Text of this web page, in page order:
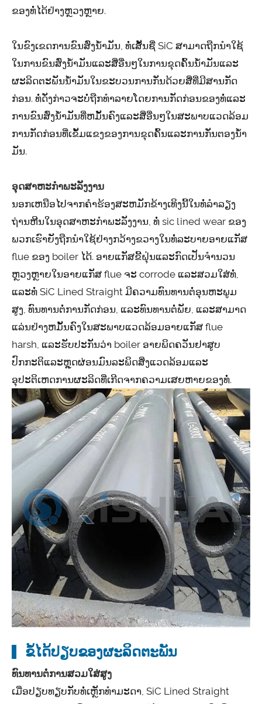
ຂອງທໍ່ໄດ້ຢ່າງຫຼວງຫຼາຍ.
ໃນຂົງເຂດການຂົນສົ່ງນ້ໍາມັນ, ທໍ່ເສັ້ນຊື່ SiC ສາມາດຖືກນໍາໃຊ້
ໃນການຂົນສົ່ງນ້ໍາມັນແລະສື່ອື່ນໆໃນການຂຸດຄົ້ນນ້ໍາມັນແລະ
ຜະລິດຕະພັນນ້ໍາມັນໃນຂະບວນການກັ່ນດ້ວຍສື່ທີ່ມີສານກັດ
ກ່ອນ. ທໍ່ດັ່ງກ່າວຈະບໍ່ຖືກທໍາລາຍໂດຍການກັດກ່ອນຂອງທໍ່ແລະ
ການຂົນສົ່ງນໍ້າມັນທີ່ຫມັ້ນຄົງແລະສື່ອື່ນໆໃນສະພາບແວດລ້ອມ
ການກັດກ່ອນທີ່ເຂັ້ມແຂງຂອງການຂຸດຄົ້ນແລະການກັ່ນຕອງນ້ໍາ
ມັນ.
ອຸດສາຫະກໍາພະລັງງານ
ນອກເຫນືອໄປຈາກຄໍາຮ້ອງສະຫມັກຂ້າງເທິງນີ້ໃນທໍ່ລໍາລຽງ
ຖ່ານຫີນໃນອຸດສາຫະກໍາພະລັງງານ, ທໍ່ sic lined wear ຂອງ
ພວກເຮົາຍັງຖືກນໍາໃຊ້ຢ່າງກວ້າງຂວາງໃນທໍ່ລະບາຍອາຍແກັສ
flue ຂອງ boiler ໄດ້. ອາຍແກັສຂີ້ຝຸ່ນແລະກົດເປັນຈໍານວນ
ຫຼວງຫຼາຍໃນອາຍແກັສ flue ຈະ corrode ແລະສວມໃສ່ທໍ່,
ແລະທໍ່ SiC Lined Straight ມີຄວາມທົນທານຕໍ່ອຸນຫະພູມ
ສູງ, ທົນທານຕໍ່ການກັດກ່ອນ, ແລະທົນທານຕໍ່ພັຍ, ແລະສາມາດ
ແລ່ນຢ່າງຫມັ້ນຄົງໃນສະພາບແວດລ້ອມອາຍແກັສ flue
harsh, ແລະຮັບປະກັນວ່າ boiler ອາຍພິດຄວັນຢາສູບ
ປົກກະຕິແລະຫຼຸດຜ່ອນມົນລະພິດສິ່ງແວດລ້ອມແລະ
ອຸປະຕິເຫດການຜະລິດທີ່ເກີດຈາກຄວາມເສຍຫາຍຂອງທໍ່.
ຂໍ້ໄດ້ປຽບຂອງຜະລິດຕະພັນ
ທົນທານຕໍ່ການສວມໃສ່ສູງ
ເມື່ອປຽບທຽບກັບທໍ່ເຫຼັກທໍາມະດາ, SiC Lined Straight